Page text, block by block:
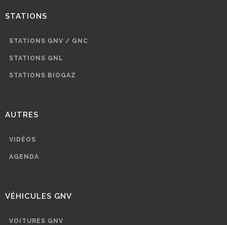
STATIONS
STATIONS GNV / GNC
STATIONS GNL
STATIONS BIOGAZ
AUTRES
VIDÉOS
AGENDA
VÉHICULES GNV
VOITURES GNV